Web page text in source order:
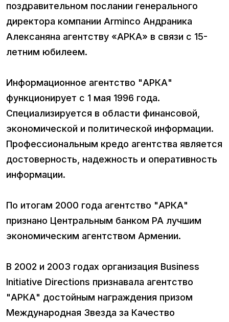
поздравительном послании генерального
директора компании Arminco Андраника
Алексаняна агентству «АРКА» в связи с 15-
летним юбилеем.
Информационное агентство "АРКА"
функционирует с 1 мая 1996 года.
Специализируется в области финансовой,
экономической и политической информации.
Профессиональным кредо агентства является
достоверность, надежность и оперативность
информации.
По итогам 2000 года агентство "АРКА"
признано Центральным банком РА лучшим
экономическим агентством Армении.
В 2002 и 2003 годах организация Business
Initiative Directions признавала агентство
"АРКА" достойным награждения призом
Международная Звезда за Качество